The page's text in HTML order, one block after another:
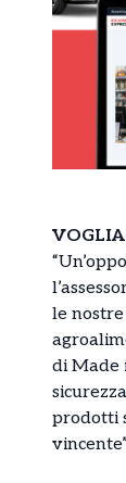
le
di Made
prodotti